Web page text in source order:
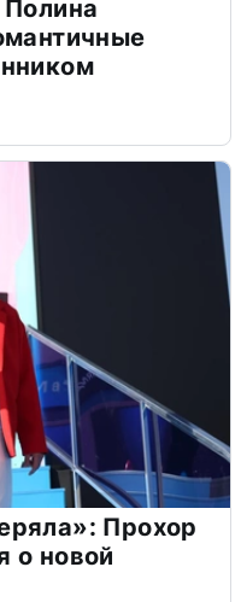
Прохор
о новой